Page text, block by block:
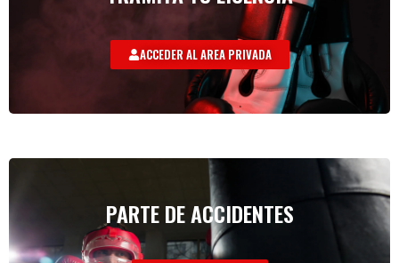
ACCEDER AL AREA PRIVADA
PARTE DE ACCIDENTES